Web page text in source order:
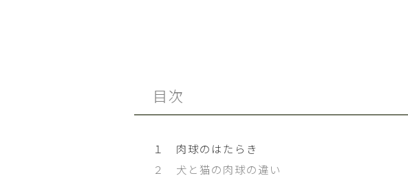
目次
１ 肉球のはたらき
２ 犬と猫の肉球の違い